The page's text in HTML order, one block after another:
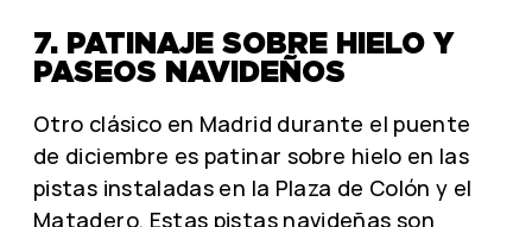
7. PATINAJE SOBRE HIELO Y
PASEOS NAVIDEÑOS
Otro clásico en Madrid durante el puente
de diciembre es patinar sobre hielo en las
pistas instaladas en la Plaza de Colón y el
Matadero. Estas pistas navideñas son